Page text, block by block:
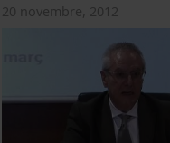
20 novembre, 2012